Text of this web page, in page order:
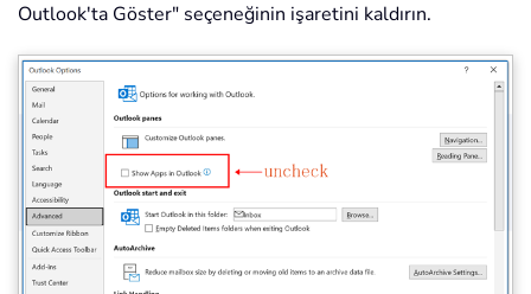
Outlook'ta Göster" seçeneğinin işaretini kaldırın.